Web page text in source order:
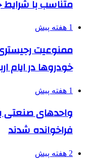
متناسب با
1 هفته پیش
ممنوعیت
خودروها در ایام
1 هفته پیش
واحدهای صنعتی
فراخوانده شدند
2 هفته پیش